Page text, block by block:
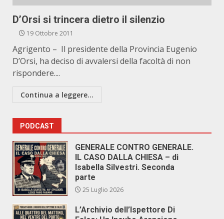
D’Orsi si trincera dietro il silenzio
19 Ottobre 2011
Agrigento – Il presidente della Provincia Eugenio
D’Orsi, ha deciso di avvalersi della facoltà di non
rispondere....
Continua a leggere...
PODCAST
GENERALE CONTRO GENERALE.
IL CASO DALLA CHIESA – di
Isabella Silvestri. Seconda
parte
25 Luglio 2026
L’Archivio dell’Ispettore Di